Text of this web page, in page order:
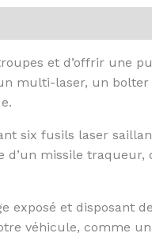
et d’offrir une
multi-laser, un
six fusils laser
missile traqueur,
exposé et disposant
véhicule, comme